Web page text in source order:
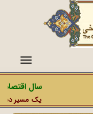
منو
سال
یک مسیر